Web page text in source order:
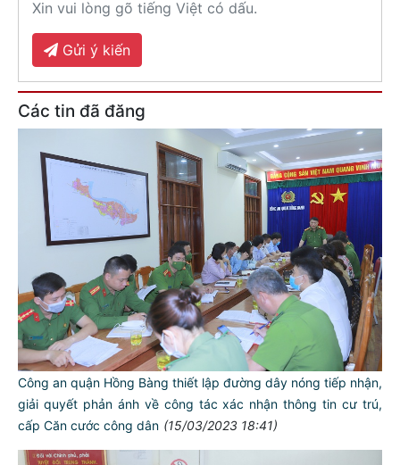
Xin vui lòng gõ tiếng Việt có dấu.
Gửi ý kiến
Các tin đã đăng
Công an quận Hồng Bàng thiết lập đường dây nóng tiếp nhận,
giải quyết phản ánh về công tác xác nhận thông tin cư trú,
cấp Căn cước công dân (15/03/2023 18:41)